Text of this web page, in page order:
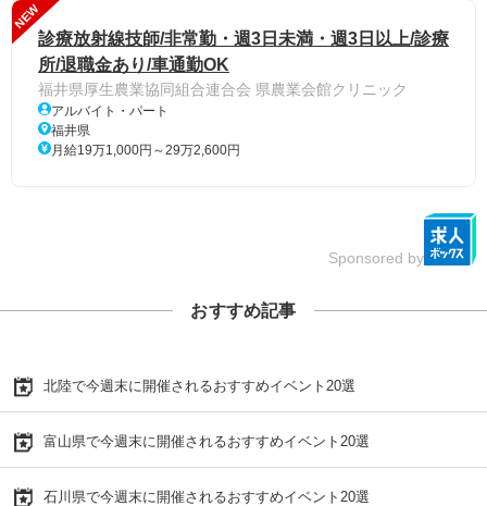
NEW
診療放射線技師/非常勤・週3日未満・週3日以上/診療
所/退職金あり/車通勤OK
福井県厚生農業協同組合連合会 県農業会館クリニック
アルバイト・パート
福井県
月給19万1,000円～29万2,600円
Sponsored by
おすすめ記事
北陸で今週末に開催されるおすすめイベント20選
富山県で今週末に開催されるおすすめイベント20選
石川県で今週末に開催されるおすすめイベント20選